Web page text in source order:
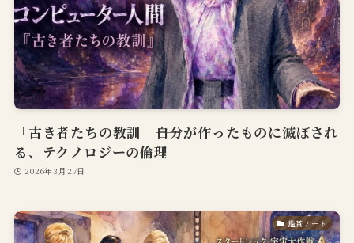
「古き者たちの教訓」――自分が作ったものに滅ぼされ
る、テクノロジーの倫理
2026年3月27日
鑑賞ノート